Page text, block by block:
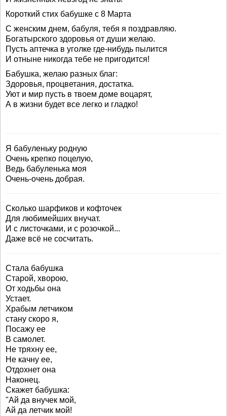
Короткий стих бабушке с 8 Марта
С женским днем, бабуля, тебя я поздравляю.
Богатырского здоровья от души желаю.
Пусть аптечка в уголке где-нибудь пылится
И отныне никогда тебе не пригодится!
Бабушка, желаю разных благ:
Здоровья, процветания, достатка.
Уют и мир пусть в твоем доме воцарят,
А в жизни будет все легко и гладко!
Я бабуленьку родную
Очень крепко поцелую,
Ведь бабуленька моя
Очень-очень добрая.
Сколько шарфиков и кофточек
Для любимейших внучат.
И с листочками, и с розочкой...
Даже всё не сосчитать.
Стала бабушка
Старой, хворою,
От ходьбы она
Устает.
Храбым летчиком
стану скоро я,
Посажу ее
В самолет.
Не тряхну ее,
Не качну ее,
Отдохнет она
Наконец.
Скажет бабушка:
"Ай да внучек мой,
Ай да летчик мой!